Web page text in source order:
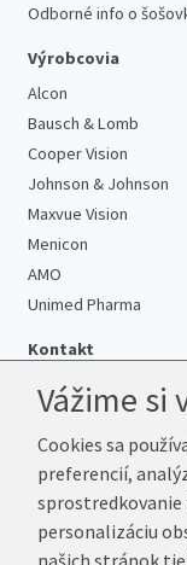
Odborné info o
Výrobcovia
Alcon
Bausch & Lomb
Cooper Vision
Johnson & Johnson
Maxvue Vision
Menicon
AMO
Unimed Pharma
Kontakt
Telefón:+421 222 205
E-mail:info@kup-
Reklamačná adresa
Andrea Votavová
Vážime si
Cookies sa
preferencií,
sprostredkovanie
personalizáciu
našich stránok